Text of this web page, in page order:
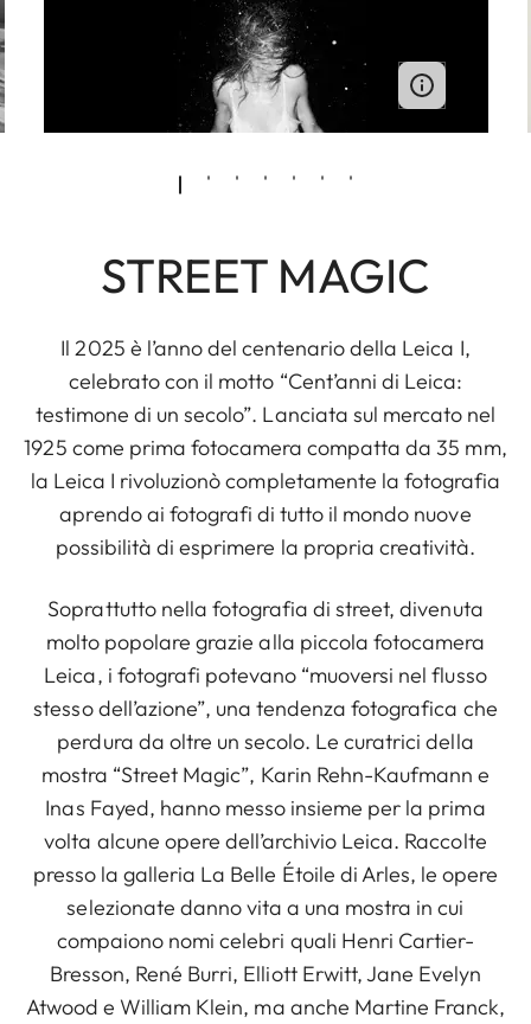
STREET MAGIC
Il 2025 è l’anno del centenario della Leica I,
celebrato con il motto “Cent’anni di Leica:
testimone di un secolo”. Lanciata sul mercato nel
1925 come prima fotocamera compatta da 35 mm,
la Leica I rivoluzionò completamente la fotografia
aprendo ai fotografi di tutto il mondo nuove
possibilità di esprimere la propria creatività.
Soprattutto nella fotografia di street, divenuta
molto popolare grazie alla piccola fotocamera
Leica, i fotografi potevano “muoversi nel flusso
stesso dell’azione”, una tendenza fotografica che
perdura da oltre un secolo. Le curatrici della
mostra “Street Magic”, Karin Rehn-Kaufmann e
Inas Fayed, hanno messo insieme per la prima
volta alcune opere dell’archivio Leica. Raccolte
presso la galleria La Belle Étoile di Arles, le opere
selezionate danno vita a una mostra in cui
compaiono nomi celebri quali Henri Cartier-
Bresson, René Burri, Elliott Erwitt, Jane Evelyn
Atwood e William Klein, ma anche Martine Franck,